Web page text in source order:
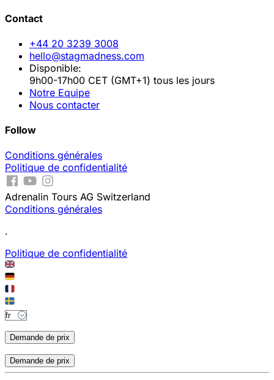
Contact
+44 20 3239 3008
hello@stagmadness.com
Disponible:
9h00-17h00 CET (GMT+1) tous les jours
Notre Equipe
Nous contacter
Follow
Conditions générales
Politique de confidentialité
Adrenalin Tours AG Switzerland
Conditions générales
.
Politique de confidentialité
Demande de prix
Demande de prix